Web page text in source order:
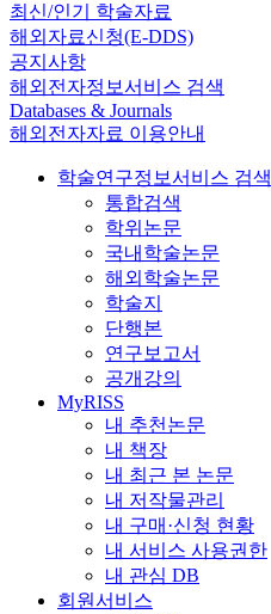
최신/인기 학술자료
해외자료신청(E-DDS)
공지사항
해외전자정보서비스 검색
Databases & Journals
해외전자자료 이용안내
학술연구정보서비스 검색
통합검색
학위논문
국내학술논문
해외학술논문
학술지
단행본
연구보고서
공개강의
MyRISS
내 추천논문
내 책장
내 최근 본 논문
내 저작물관리
내 구매·신청 현황
내 서비스 사용권한
내 관심 DB
회원서비스